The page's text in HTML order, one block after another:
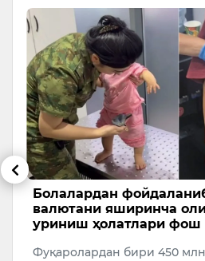
Болалардан
валютани яширинча
уриниш ҳолатлари фош
Фуқаролардан бири 450